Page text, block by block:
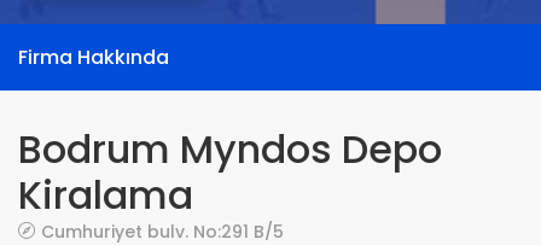
Firma Hakkında
Bodrum Myndos Depo
Kiralama
Cumhuriyet bulv. No:291 B/5